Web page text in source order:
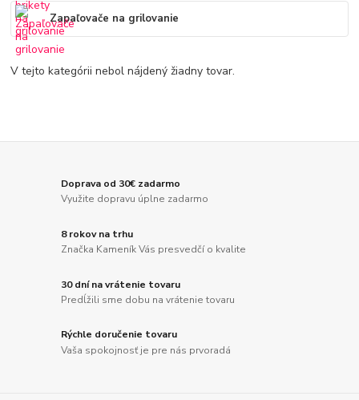
Zapaľovače na grilovanie
V tejto kategórii nebol nájdený žiadny tovar.
Doprava od 30€ zadarmo
Využite dopravu úplne zadarmo
8 rokov na trhu
Značka Kameník Vás presvedčí o kvalite
30 dní na vrátenie tovaru
Predĺžili sme dobu na vrátenie tovaru
Rýchle doručenie tovaru
Vaša spokojnosť je pre nás prvoradá